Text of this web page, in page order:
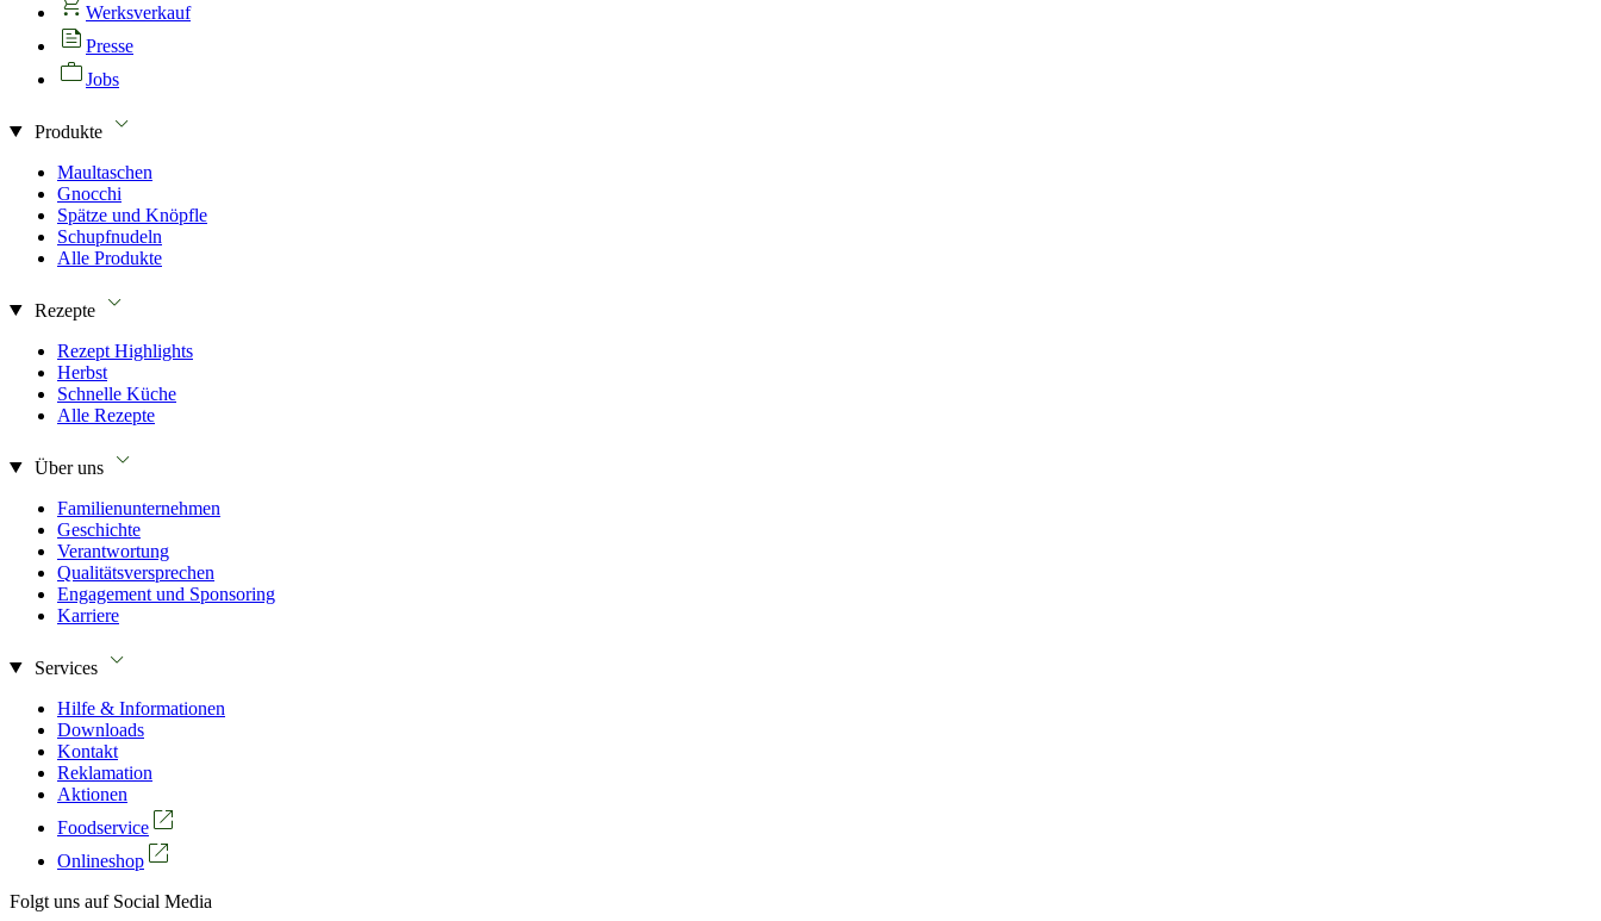
Werksverkauf
Presse
Jobs
Produkte
Maultaschen
Gnocchi
Spätze und Knöpfle
Schupfnudeln
Alle Produkte
Rezepte
Rezept Highlights
Herbst
Schnelle Küche
Alle Rezepte
Über uns
Familienunternehmen
Geschichte
Verantwortung
Qualitätsversprechen
Engagement und Sponsoring
Karriere
Services
Hilfe & Informationen
Downloads
Kontakt
Reklamation
Aktionen
Foodservice
Onlineshop
Folgt uns auf Social Media